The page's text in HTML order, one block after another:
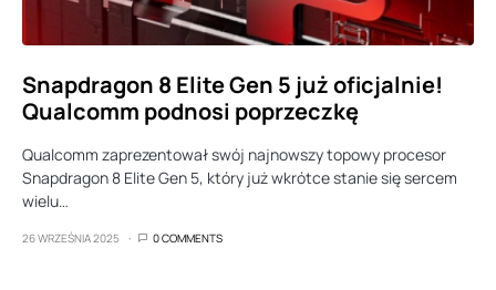
Snapdragon 8 Elite Gen 5 już oficjalnie!
Qualcomm podnosi poprzeczkę
Qualcomm zaprezentował swój najnowszy topowy procesor
Snapdragon 8 Elite Gen 5, który już wkrótce stanie się sercem
wielu…
26 WRZEŚNIA 2025 0 COMMENTS